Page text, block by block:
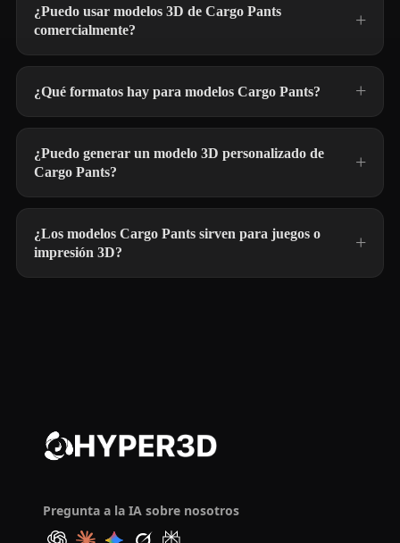
¿Puedo usar modelos 3D de Cargo Pants
comercialmente?
¿Qué formatos hay para modelos Cargo Pants?
¿Puedo generar un modelo 3D personalizado de
Cargo Pants?
¿Los modelos Cargo Pants sirven para juegos o
impresión 3D?
Pregunta a la IA sobre nosotros